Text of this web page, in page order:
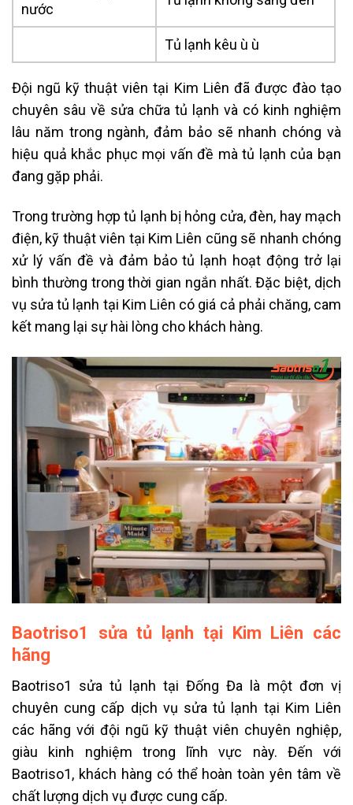
nước
Tủ lạnh kêu ù ù
Đội ngũ kỹ thuật viên tại Kim Liên đã được đào tạo
chuyên sâu về sửa chữa tủ lạnh và có kinh nghiệm
lâu năm trong ngành, đảm bảo sẽ nhanh chóng và
hiệu quả khắc phục mọi vấn đề mà tủ lạnh của bạn
đang gặp phải.
Trong trường hợp tủ lạnh bị hỏng cửa, đèn, hay mạch
điện, kỹ thuật viên tại Kim Liên cũng sẽ nhanh chóng
xử lý vấn đề và đảm bảo tủ lạnh hoạt động trở lại
bình thường trong thời gian ngắn nhất. Đặc biệt, dịch
vụ sửa tủ lạnh tại Kim Liên có giá cả phải chăng, cam
kết mang lại sự hài lòng cho khách hàng.
Baotriso1 sửa tủ lạnh tại Kim Liên các
hãng
Baotriso1 sửa tủ lạnh tại Đống Đa là một đơn vị
chuyên cung cấp dịch vụ sửa tủ lạnh tại Kim Liên
các hãng với đội ngũ kỹ thuật viên chuyên nghiệp,
giàu kinh nghiệm trong lĩnh vực này. Đến với
Baotriso1, khách hàng có thể hoàn toàn yên tâm về
chất lượng dịch vụ được cung cấp.